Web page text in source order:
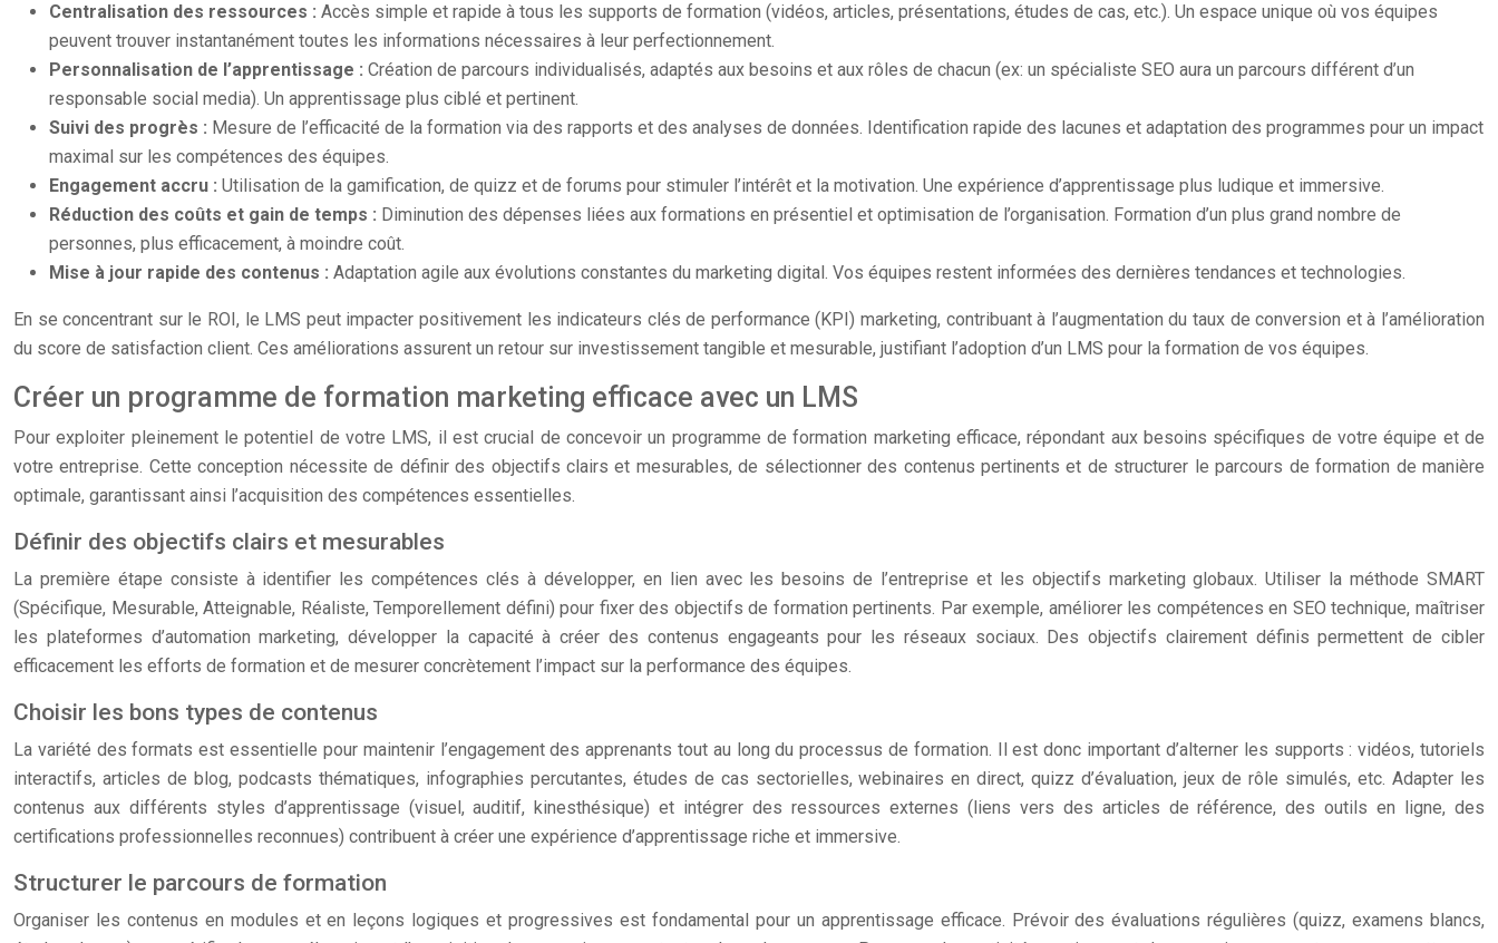
Centralisation des ressources : Accès simple et rapide à tous les supports de formation (vidéos, articles, présentations, études de cas, etc.). Un espace unique où vos équipes
peuvent trouver instantanément toutes les informations nécessaires à leur perfectionnement.
Personnalisation de l’apprentissage : Création de parcours individualisés, adaptés aux besoins et aux rôles de chacun (ex: un spécialiste SEO aura un parcours différent d’un
responsable social media). Un apprentissage plus ciblé et pertinent.
Suivi des progrès : Mesure de l’efficacité de la formation via des rapports et des analyses de données. Identification rapide des lacunes et adaptation des programmes pour un impact
maximal sur les compétences des équipes.
Engagement accru : Utilisation de la gamification, de quizz et de forums pour stimuler l’intérêt et la motivation. Une expérience d’apprentissage plus ludique et immersive.
Réduction des coûts et gain de temps : Diminution des dépenses liées aux formations en présentiel et optimisation de l’organisation. Formation d’un plus grand nombre de
personnes, plus efficacement, à moindre coût.
Mise à jour rapide des contenus : Adaptation agile aux évolutions constantes du marketing digital. Vos équipes restent informées des dernières tendances et technologies.
En se concentrant sur le ROI, le LMS peut impacter positivement les indicateurs clés de performance (KPI) marketing, contribuant à l’augmentation du taux de conversion et à l’amélioration
du score de satisfaction client. Ces améliorations assurent un retour sur investissement tangible et mesurable, justifiant l’adoption d’un LMS pour la formation de vos équipes.
Créer un programme de formation marketing efficace avec un LMS
Pour exploiter pleinement le potentiel de votre LMS, il est crucial de concevoir un programme de formation marketing efficace, répondant aux besoins spécifiques de votre équipe et de
votre entreprise. Cette conception nécessite de définir des objectifs clairs et mesurables, de sélectionner des contenus pertinents et de structurer le parcours de formation de manière
optimale, garantissant ainsi l’acquisition des compétences essentielles.
Définir des objectifs clairs et mesurables
La première étape consiste à identifier les compétences clés à développer, en lien avec les besoins de l’entreprise et les objectifs marketing globaux. Utiliser la méthode SMART
(Spécifique, Mesurable, Atteignable, Réaliste, Temporellement défini) pour fixer des objectifs de formation pertinents. Par exemple, améliorer les compétences en SEO technique, maîtriser
les plateformes d’automation marketing, développer la capacité à créer des contenus engageants pour les réseaux sociaux. Des objectifs clairement définis permettent de cibler
efficacement les efforts de formation et de mesurer concrètement l’impact sur la performance des équipes.
Choisir les bons types de contenus
La variété des formats est essentielle pour maintenir l’engagement des apprenants tout au long du processus de formation. Il est donc important d’alterner les supports : vidéos, tutoriels
interactifs, articles de blog, podcasts thématiques, infographies percutantes, études de cas sectorielles, webinaires en direct, quizz d’évaluation, jeux de rôle simulés, etc. Adapter les
contenus aux différents styles d’apprentissage (visuel, auditif, kinesthésique) et intégrer des ressources externes (liens vers des articles de référence, des outils en ligne, des
certifications professionnelles reconnues) contribuent à créer une expérience d’apprentissage riche et immersive.
Structurer le parcours de formation
Organiser les contenus en modules et en leçons logiques et progressives est fondamental pour un apprentissage efficace. Prévoir des évaluations régulières (quizz, examens blancs,